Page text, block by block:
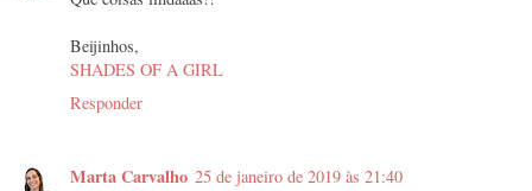
Beijinhos,
SHADES OF A GIRL
Responder
Marta Carvalho 25 de janeiro de 2019 às 21:40